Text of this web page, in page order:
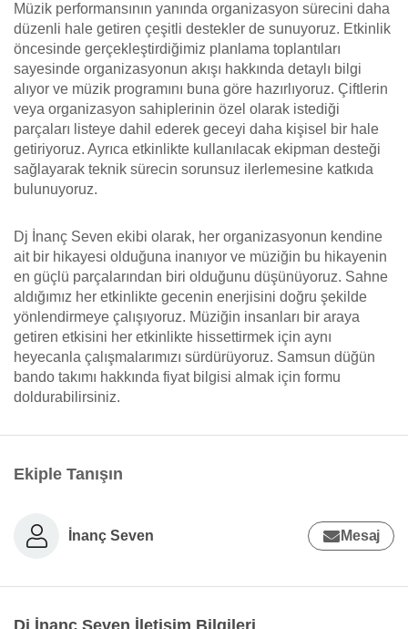
Müzik performansının yanında organizasyon sürecini daha
düzenli hale getiren çeşitli destekler de sunuyoruz. Etkinlik
öncesinde gerçekleştirdiğimiz planlama toplantıları
sayesinde organizasyonun akışı hakkında detaylı bilgi
alıyor ve müzik programını buna göre hazırlıyoruz. Çiftlerin
veya organizasyon sahiplerinin özel olarak istediği
parçaları listeye dahil ederek geceyi daha kişisel bir hale
getiriyoruz. Ayrıca etkinlikte kullanılacak ekipman desteği
sağlayarak teknik sürecin sorunsuz ilerlemesine katkıda
bulunuyoruz.
Dj İnanç Seven ekibi olarak, her organizasyonun kendine
ait bir hikayesi olduğuna inanıyor ve müziğin bu hikayenin
en güçlü parçalarından biri olduğunu düşünüyoruz. Sahne
aldığımız her etkinlikte gecenin enerjisini doğru şekilde
yönlendirmeye çalışıyoruz. Müziğin insanları bir araya
getiren etkisini her etkinlikte hissettirmek için aynı
heyecanla çalışmalarımızı sürdürüyoruz. Samsun düğün
bando takımı hakkında fiyat bilgisi almak için formu
doldurabilirsiniz.
Ekiple Tanışın
İnanç Seven Mesaj
Dj İnanç Seven İletişim Bilgileri